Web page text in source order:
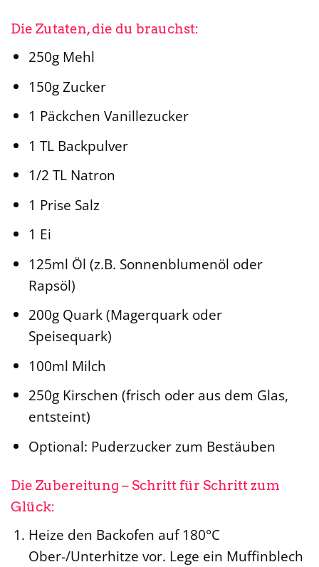
Die Zutaten, die du brauchst:
250g Mehl
150g Zucker
1 Päckchen Vanillezucker
1 TL Backpulver
1/2 TL Natron
1 Prise Salz
1 Ei
125ml Öl (z.B. Sonnenblumenöl oder
Rapsöl)
200g Quark (Magerquark oder
Speisequark)
100ml Milch
250g Kirschen (frisch oder aus dem Glas,
entsteint)
Optional: Puderzucker zum Bestäuben
Die Zubereitung – Schritt für Schritt zum
Glück:
Heize den Backofen auf 180°C
Ober-/Unterhitze vor. Lege ein Muffinblech